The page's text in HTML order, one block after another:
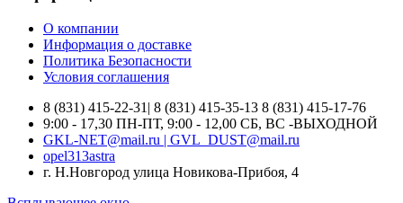
О компании
Информация о доставке
Политика Безопасности
Условия соглашения
8 (831) 415-22-31| 8 (831) 415-35-13 8 (831) 415-17-76
9:00 - 17,30 ПН-ПТ, 9:00 - 12,00 СБ, ВС -ВЫХОДНОЙ
GKL-NET@mail.ru | GVL_DUST@mail.ru
opel313astra
г. Н.Новгород улица Новикова-Прибоя, 4